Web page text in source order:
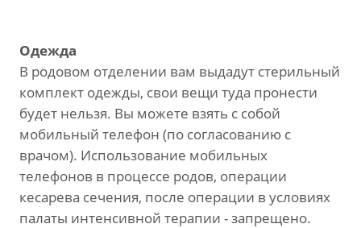
Одежда
В родовом отделении вам выдадут стерильный
комплект одежды, свои вещи туда пронести
будет нельзя. Вы можете взять с собой
мобильный телефон (по согласованию с
врачом). Использование мобильных
телефонов в процессе родов, операции
кесарева сечения, после операции в условиях
палаты интенсивной терапии - запрещено.